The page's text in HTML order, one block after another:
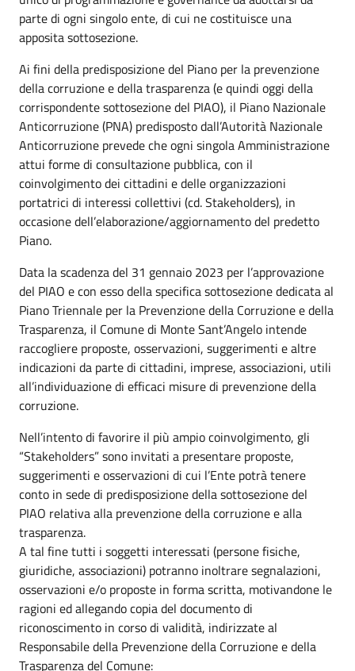
parte di ogni singolo ente, di cui ne costituisce una
apposita sottosezione.
Ai fini della predisposizione del Piano per la prevenzione
della corruzione e della trasparenza (e quindi oggi della
corrispondente sottosezione del PIAO), il Piano Nazionale
Anticorruzione (PNA) predisposto dall’Autorità Nazionale
Anticorruzione prevede che ogni singola Amministrazione
attui forme di consultazione pubblica, con il
coinvolgimento dei cittadini e delle organizzazioni
portatrici di interessi collettivi (cd. Stakeholders), in
occasione dell’elaborazione/aggiornamento del predetto
Piano.
Data la scadenza del 31 gennaio 2023 per l’approvazione
del PIAO e con esso della specifica sottosezione dedicata al
Piano Triennale per la Prevenzione della Corruzione e della
Trasparenza, il Comune di Monte Sant’Angelo intende
raccogliere proposte, osservazioni, suggerimenti e altre
indicazioni da parte di cittadini, imprese, associazioni, utili
all’individuazione di efficaci misure di prevenzione della
corruzione.
Nell’intento di favorire il più ampio coinvolgimento, gli
“Stakeholders” sono invitati a presentare proposte,
suggerimenti e osservazioni di cui l’Ente potrà tenere
conto in sede di predisposizione della sottosezione del
PIAO relativa alla prevenzione della corruzione e alla
trasparenza.
A tal fine tutti i soggetti interessati (persone fisiche,
giuridiche, associazioni) potranno inoltrare segnalazioni,
osservazioni e/o proposte in forma scritta, motivandone le
ragioni ed allegando copia del documento di
riconoscimento in corso di validità, indirizzate al
Responsabile della Prevenzione della Corruzione e della
Trasparenza del Comune: